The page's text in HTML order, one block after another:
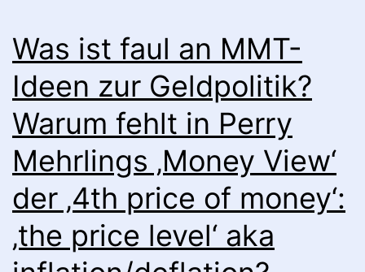
Was ist faul an MMT-
Ideen zur Geldpolitik?
Warum fehlt in Perry
Mehrlings ‚Money View‘
der ‚4th price of money‘:
‚the price level‘ aka